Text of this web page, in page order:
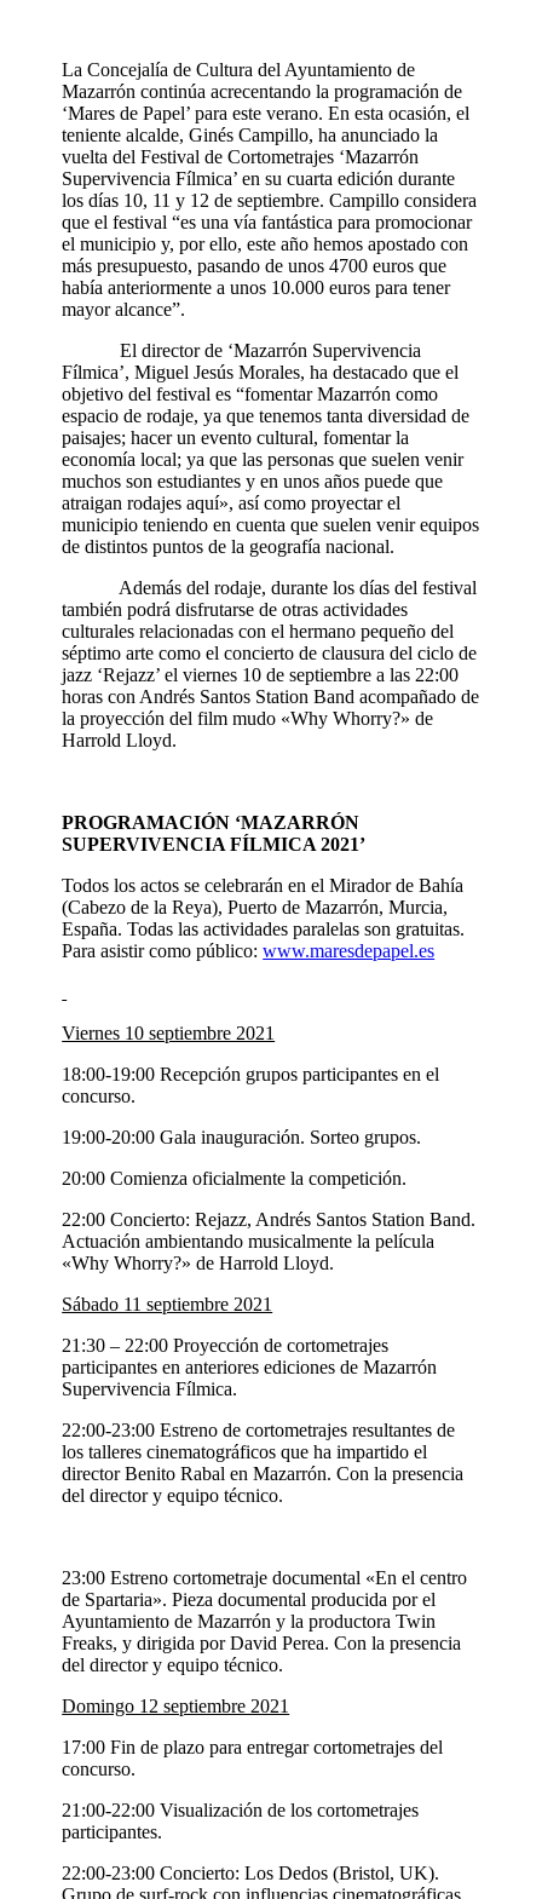
La Concejalía de Cultura del Ayuntamiento de
Mazarrón continúa acrecentando la programación de
‘Mares de Papel’ para este verano. En esta ocasión, el
teniente alcalde, Ginés Campillo, ha anunciado la
vuelta del Festival de Cortometrajes ‘Mazarrón
Supervivencia Fílmica’ en su cuarta edición durante
los días 10, 11 y 12 de septiembre. Campillo considera
que el festival “es una vía fantástica para promocionar
el municipio y, por ello, este año hemos apostado con
más presupuesto, pasando de unos 4700 euros que
había anteriormente a unos 10.000 euros para tener
mayor alcance”.
El director de ‘Mazarrón Supervivencia
Fílmica’, Miguel Jesús Morales, ha destacado que el
objetivo del festival es “fomentar Mazarrón como
espacio de rodaje, ya que tenemos tanta diversidad de
paisajes; hacer un evento cultural, fomentar la
economía local; ya que las personas que suelen venir
muchos son estudiantes y en unos años puede que
atraigan rodajes aquí», así como proyectar el
municipio teniendo en cuenta que suelen venir equipos
de distintos puntos de la geografía nacional.
Además del rodaje, durante los días del festival
también podrá disfrutarse de otras actividades
culturales relacionadas con el hermano pequeño del
séptimo arte como el concierto de clausura del ciclo de
jazz ‘Rejazz’ el viernes 10 de septiembre a las 22:00
horas con Andrés Santos Station Band acompañado de
la proyección del film mudo «Why Whorry?» de
Harrold Lloyd.
PROGRAMACIÓN ‘MAZARRÓN
SUPERVIVENCIA FÍLMICA 2021’
Todos los actos se celebrarán en el Mirador de Bahía
(Cabezo de la Reya), Puerto de Mazarrón, Murcia,
España. Todas las actividades paralelas son gratuitas.
Para asistir como público:www.maresdepapel.es
Viernes 10 septiembre 2021
18:00-19:00 Recepción grupos participantes en el
concurso.
19:00-20:00 Gala inauguración. Sorteo grupos.
20:00 Comienza oficialmente la competición.
22:00 Concierto: Rejazz, Andrés Santos Station Band.
Actuación ambientando musicalmente la película
«Why Whorry?» de Harrold Lloyd.
Sábado 11 septiembre 2021
21:30 – 22:00 Proyección de cortometrajes
participantes en anteriores ediciones de Mazarrón
Supervivencia Fílmica.
22:00-23:00 Estreno de cortometrajes resultantes de
los talleres cinematográficos que ha impartido el
director Benito Rabal en Mazarrón. Con la presencia
del director y equipo técnico.
23:00 Estreno cortometraje documental «En el centro
de Spartaria». Pieza documental producida por el
Ayuntamiento de Mazarrón y la productora Twin
Freaks, y dirigida por David Perea. Con la presencia
del director y equipo técnico.
Domingo 12 septiembre 2021
17:00 Fin de plazo para entregar cortometrajes del
concurso.
21:00-22:00 Visualización de los cortometrajes
participantes.
22:00-23:00 Concierto: Los Dedos (Bristol, UK).